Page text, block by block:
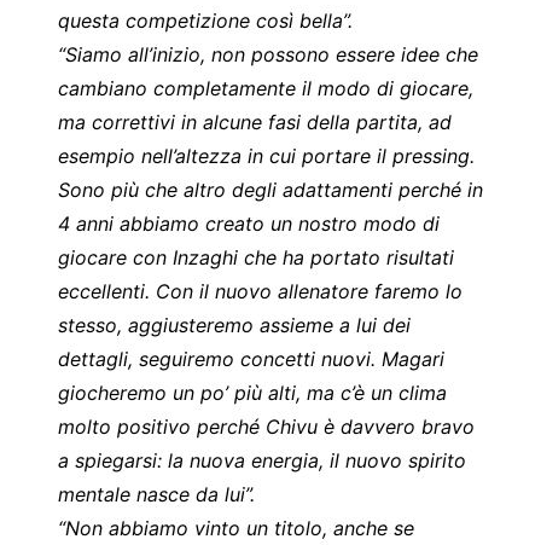
questa competizione così bella”.
“Siamo all’inizio, non possono essere idee che
cambiano completamente il modo di giocare,
ma correttivi in alcune fasi della partita, ad
esempio nell’altezza in cui portare il pressing.
Sono più che altro degli adattamenti perché in
4 anni abbiamo creato un nostro modo di
giocare con Inzaghi che ha portato risultati
eccellenti. Con il nuovo allenatore faremo lo
stesso, aggiusteremo assieme a lui dei
dettagli, seguiremo concetti nuovi. Magari
giocheremo un po’ più alti, ma c’è un clima
molto positivo perché Chivu è davvero bravo
a spiegarsi: la nuova energia, il nuovo spirito
mentale nasce da lui”.
“Non abbiamo vinto un titolo, anche se